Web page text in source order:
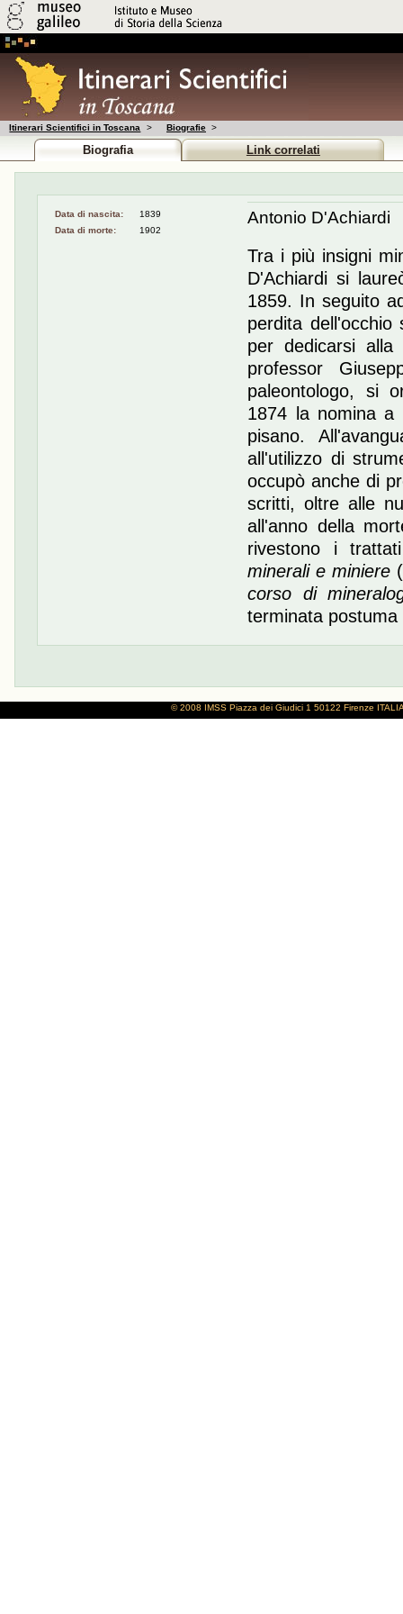
Itinerari Scientifici in Toscana > Biografie >
Biografia Link correlati
Data di nascita:
1839
Data di morte:
1902
Antonio D'Achiardi
Tra i più insigni
D'Achiardi si
1859. In seguito
perdita dell'occhio
per dedicarsi alla
professor
paleontologo, si
1874 la nomina a
pisano.
all'utilizzo di
occupò anche di
scritti, oltre alle
all'anno della
rivestono i
minerali e miniere
corso di
terminata
© 2008 IMSS Piazza dei Giudici 1 50122 Firenze